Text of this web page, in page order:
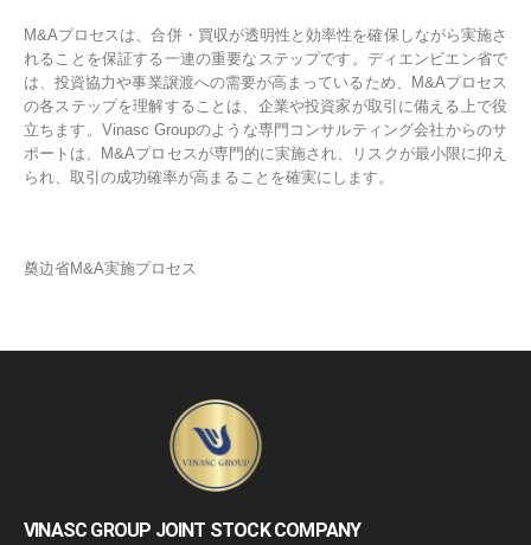
M&Aプロセスは、合併・買収が透明性と効率性を確保しながら実施さ
れることを保証する一連の重要なステップです。ディエンビエン省で
は、投資協力や事業譲渡への需要が高まっているため、M&Aプロセス
の各ステップを理解することは、企業や投資家が取引に備える上で役
立ちます。Vinasc Groupのような専門コンサルティング会社からのサ
ポートは、M&Aプロセスが専門的に実施され、リスクが最小限に抑え
られ、取引の成功確率が高まることを確実にします。
奠边省M&A実施プロセス
VINASC GROUP JOINT STOCK COMPANY